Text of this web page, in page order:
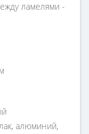
ламелями -
алюминий,